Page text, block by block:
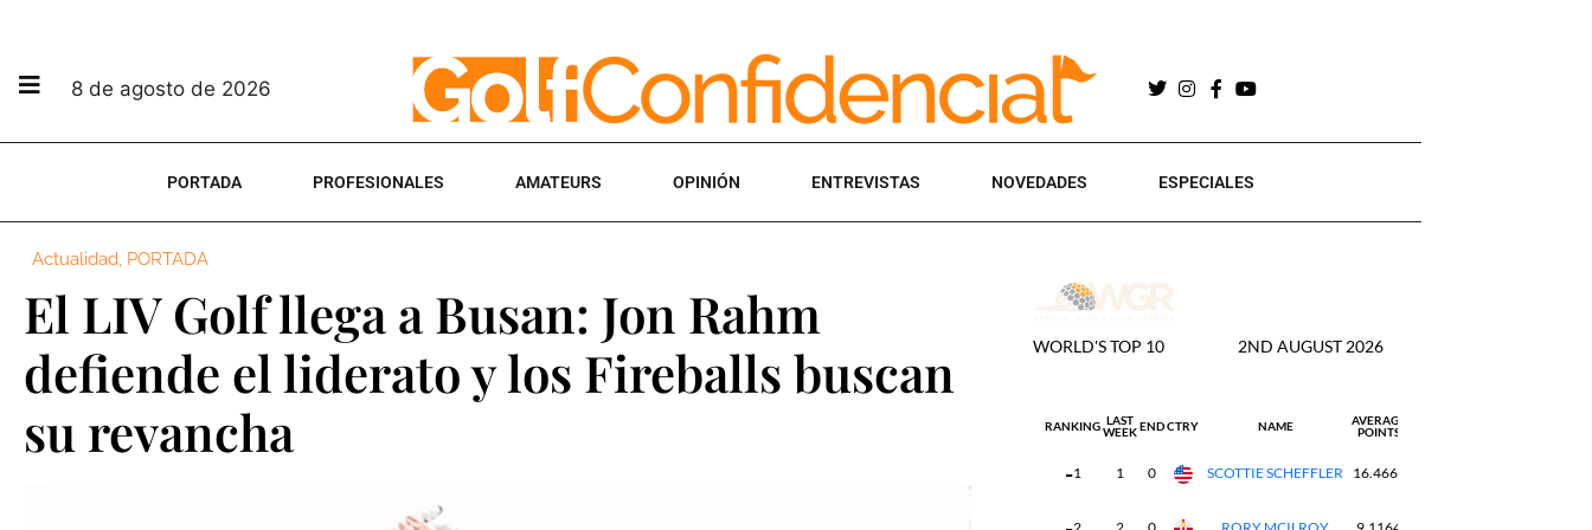
8 de agosto de 2026
PORTADA PROFESIONALES AMATEURS OPINIÓN ENTREVISTAS NOVEDADES ESPECIALES
Actualidad, PORTADA
El LIV Golf llega a Busan: Jon Rahm
defiende el liderato y los Fireballs buscan
su revancha